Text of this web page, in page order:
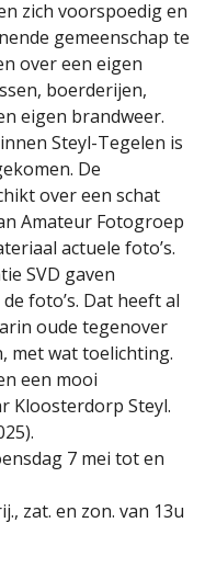
zich voorspoedig en
gemeenschap te
over een eigen
boerderijen,
eigen brandweer.
Steyl-Tegelen is
De
over een schat
Amateur Fotogroep
actuele foto’s.
SVD gaven
foto’s. Dat heeft al
oude tegenover
met wat toelichting.
een mooi
Kloosterdorp Steyl.
7 mei tot en
zat. en zon. van 13u